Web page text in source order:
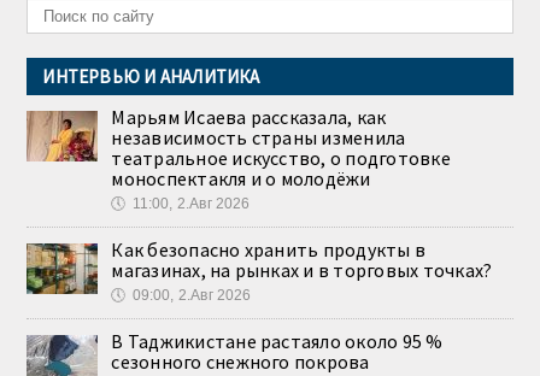
ИНТЕРВЬЮ И АНАЛИТИКА
Марьям Исаева рассказала, как
независимость страны изменила
театральное искусство, о подготовке
моноспектакля и о молодёжи
🕔 11:00, 2.Авг 2026
Как безопасно хранить продукты в
магазинах, на рынках и в торговых точках?
🕔 09:00, 2.Авг 2026
В Таджикистане растаяло около 95 %
сезонного снежного покрова